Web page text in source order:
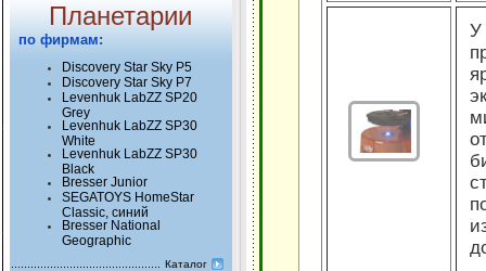
Планетарии
по фирмам:
Discovery Star Sky P5
Discovery Star Sky P7
Levenhuk LabZZ SP20
Grey
Levenhuk LabZZ SP30
White
Levenhuk LabZZ SP30
Black
Bresser Junior
SEGATOYS HomeStar
Classic, синий
Bresser National
Geographic
Каталог
У